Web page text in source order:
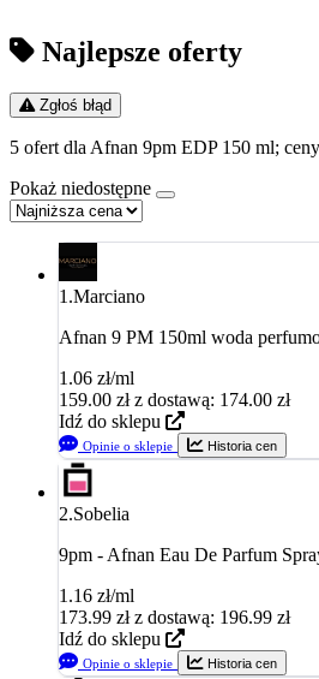
Najlepsze oferty
Zgłoś błąd
5 ofert dla Afnan 9pm EDP 150 ml;
Pokaż niedostępne
1.Marciano
Afnan 9 PM 150ml woda
1.06 zł/ml
159.00 zł z dostawą: 174.00 zł
Idź do sklepu
Opinie o sklepie Historia cen
2.Sobelia
9pm - Afnan Eau De Parfum
1.16 zł/ml
173.99 zł z dostawą: 196.99 zł
Idź do sklepu
Opinie o sklepie Historia cen